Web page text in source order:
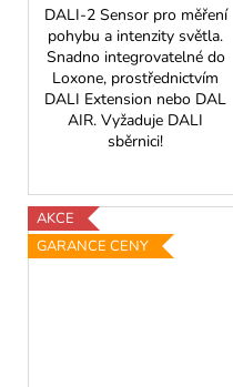
DALI-2 Sensor pro měření
pohybu a intenzity světla.
Snadno integrovatelné do
Loxone, prostřednictvím
DALI Extension nebo DAL
AIR. Vyžaduje DALI
sběrnici!
AKCE
GARANCE CENY